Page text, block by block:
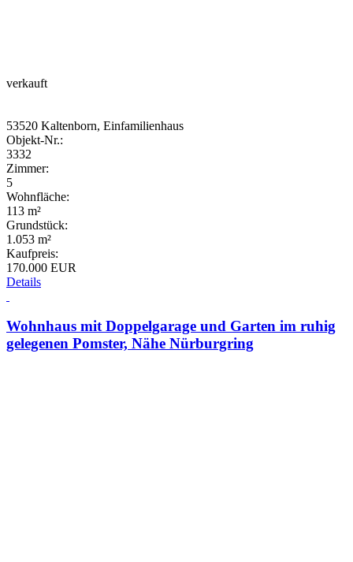
verkauft
53520 Kaltenborn, Einfamilienhaus
Objekt-Nr.:
3332
Zimmer:
5
Wohnfläche:
113 m²
Grundstück:
1.053 m²
Kaufpreis:
170.000 EUR
Details
Wohnhaus mit Doppelgarage und Garten im ruhig
gelegenen Pomster, Nähe Nürburgring